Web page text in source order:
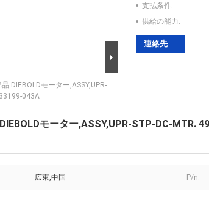
DIEBOLDモーター,ASSY,UPR-
043A
支払条件:
供給の能力:
連絡先
モーター,ASSY,UPR-STP-DC-MTR.
広東,中国 P/n: